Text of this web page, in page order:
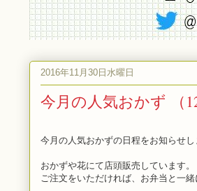
2016年11月30日水曜日
今月の人気おかず （
今月の人気おかずの日程をお知らせし
おかずや花にて店頭販売しています。
ご注文をいただければ、お弁当と一